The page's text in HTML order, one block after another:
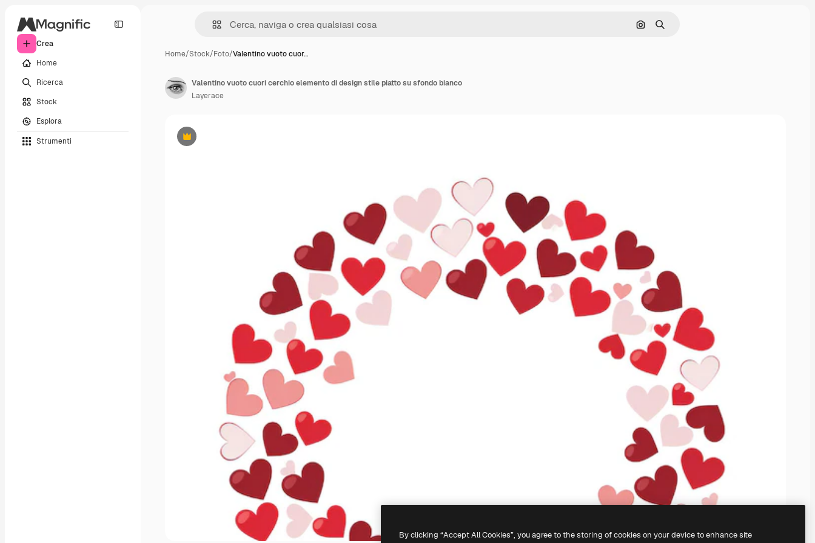
Crea
Home
Ricerca
Stock
Esplora
Strumenti
Cerca per immagine
Ricerca
Home/Stock/Foto/Valentino vuoto cuor…
Premium
Valentino vuoto cuori cerchio elemento di design stile piatto su sfondo bianco
Layerace
By clicking “Accept All Cookies”, you agree to the storing of cookies on your device to enhance site